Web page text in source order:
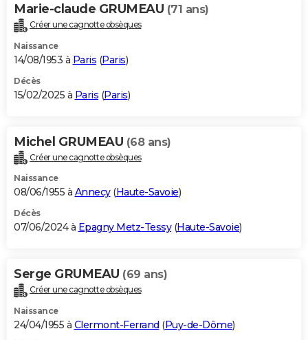
Marie-claude GRUMEAU (71 ans)
Créer une cagnotte obsèques
Naissance
14/08/1953 à Paris (Paris)
Décès
15/02/2025 à Paris (Paris)
Michel GRUMEAU (68 ans)
Créer une cagnotte obsèques
Naissance
08/06/1955 à Annecy(Haute-Savoie)
Décès
07/06/2024 à Epagny Metz-Tessy(Haute-Savoie)
Serge GRUMEAU (69 ans)
Créer une cagnotte obsèques
Naissance
24/04/1955 à Clermont-Ferrand (Puy-de-Dôme)